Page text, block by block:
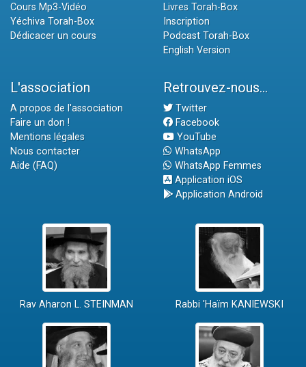
Cours Mp3-Vidéo
Yéchiva Torah-Box
Dédicacer un cours
Livres Torah-Box
Inscription
Podcast Torah-Box
English Version
L'association
A propos de l'association
Faire un don !
Mentions légales
Nous contacter
Aide (FAQ)
Retrouvez-nous...
Twitter
Facebook
YouTube
WhatsApp
WhatsApp Femmes
Application iOS
Application Android
Rav Aharon L. STEINMAN Rabbi 'Haïm KANIEWSKI